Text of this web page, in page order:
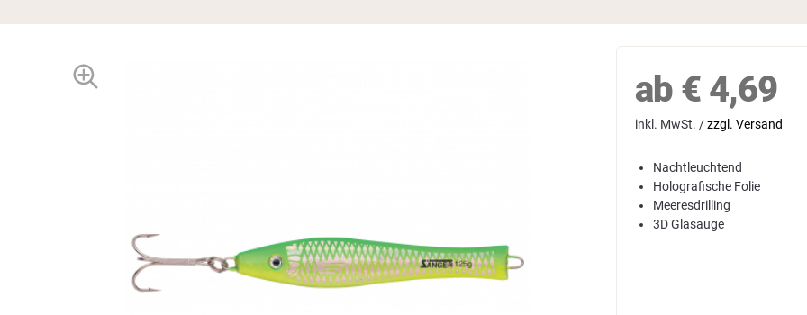
ab € 4,69
inkl. MwSt. /zzgl. Versand
Nachtleuchtend
Holografische Folie
Meeresdrilling
3D Glasauge